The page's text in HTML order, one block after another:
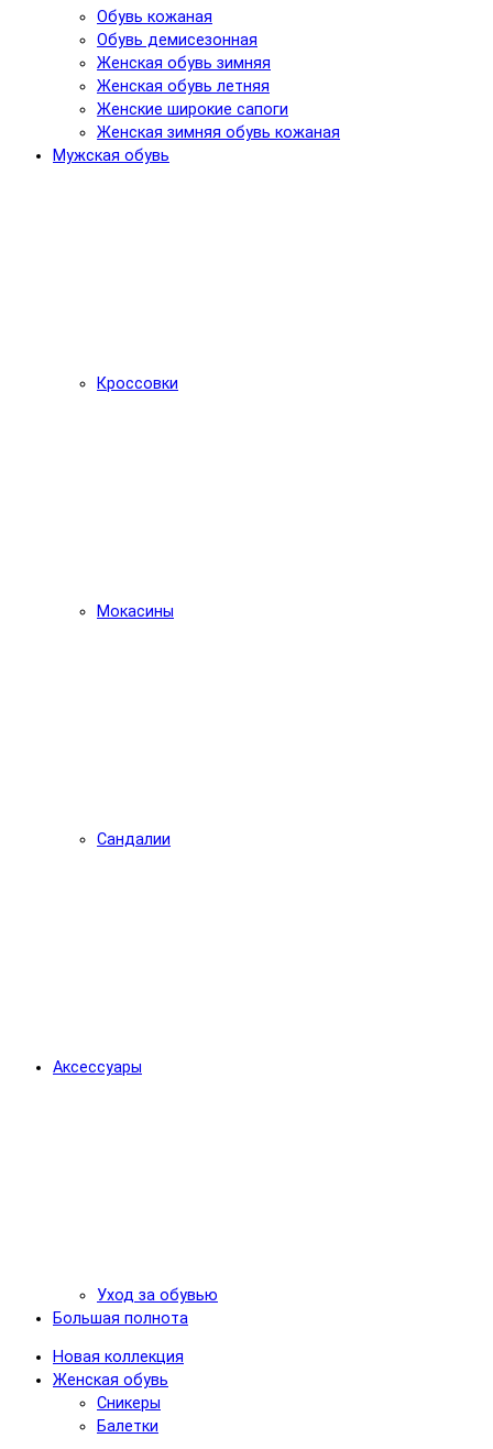
Обувь кожаная
Обувь демисезонная
Женская обувь зимняя
Женская обувь летняя
Женские широкие сапоги
Женская зимняя обувь кожаная
Мужская обувь
Кроссовки
Мокасины
Сандалии
Аксессуары
Уход за обувью
Большая полнота
Новая коллекция
Женская обувь
Сникеры
Балетки